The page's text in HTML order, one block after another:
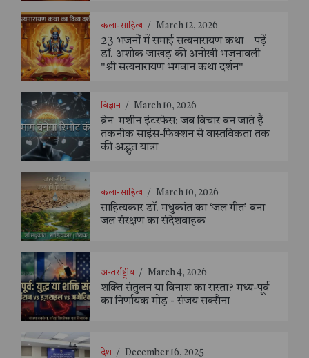
कला-साहित्य / March 12, 2026
23 भजनों में समाई सत्यनारायण कथा—पढ़ें
डॉ. अशोक जाखड़ की अनोखी भजनावली
"श्री सत्यनारायण भगवान कथा दर्शन"
विज्ञान / March 10, 2026
ब्रेन–मशीन इंटरफेस: जब विचार बन जाते हैं
तकनीक साइंस-फिक्शन से वास्तविकता तक
की अद्भुत यात्रा
कला-साहित्य / March 10, 2026
साहित्यकार डॉ. मधुकांत का ‘जल गीत’ बना
जल संरक्षण का संदेशवाहक
अन्तर्राष्ट्रीय / March 4, 2026
शक्ति संतुलन या विनाश का रास्ता? मध्य-पूर्व
का निर्णायक मोड़ - संजय सक्सैना
देश / December 16, 2025